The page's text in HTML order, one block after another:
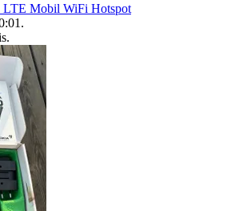
Mobil WiFi Hotspot
.
.